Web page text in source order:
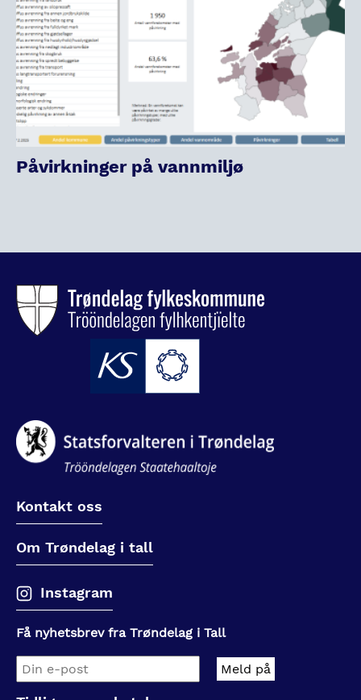
Påvirkninger på vannmiljø
Kontakt oss
Om Trøndelag i tall
Instagram
Få nyhetsbrev fra Trøndelag i Tall